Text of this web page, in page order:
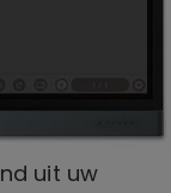
uit uw